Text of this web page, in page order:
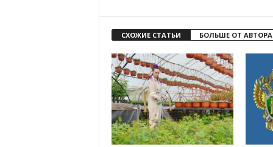
СХОЖИЕ СТАТЬИ БОЛЬШЕ ОТ АВТОРА